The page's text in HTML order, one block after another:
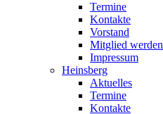
Termine
Kontakte
Vorstand
Mitglied werden
Impressum
Heinsberg
Aktuelles
Termine
Kontakte